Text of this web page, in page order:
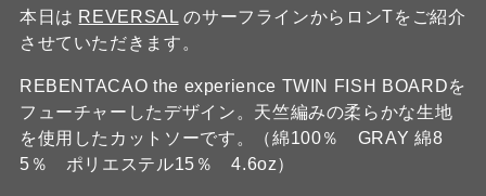
本日は REVERSAL のサーフラインからロンTをご紹介
させていただきます。
REBENTACAO the experience TWIN FISH BOARDを
フューチャーしたデザイン。天竺編みの柔らかな生地
を使用したカットソーです。（綿100％ GRAY 綿8
5％ ポリエステル15％ 4.6oz）